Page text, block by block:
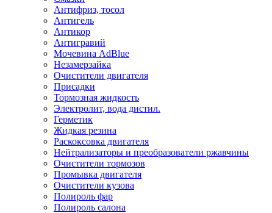
Антифриз, тосол
Антигель
Антикор
Антигравий
Мочевина AdBlue
Незамерзайка
Очистители двигателя
Присадки
Тормозная жидкость
Электролит, вода дистил.
Герметик
Жидкая резина
Раскоксовка двигателя
Нейтрализаторы и преобразователи ржавчины
Очистители тормозов
Промывка двигателя
Очистители кузова
Полироль фар
Полироль салона